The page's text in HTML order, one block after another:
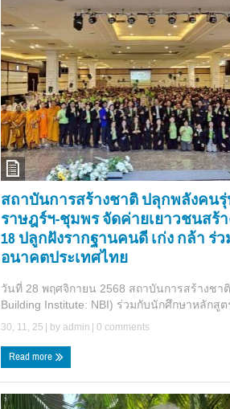
สถาบันการสร้างชาติ ปลุกพลังคน
ราษฎร์ฯ-ชุมพร จัดค่ายเยาวชนสร้
18 ปลูกฝังรากฐานคนดี เก่ง กล้า ร่
อนาคตประเทศไทย
วันที่ 28 พฤศจิกายน 2568 สถาบันการสร้างชา
Building Institute: NBI) ร่วมกับนักศึกษาหลักสู
30, 11, 25 | byadmin 0 comments
Read more